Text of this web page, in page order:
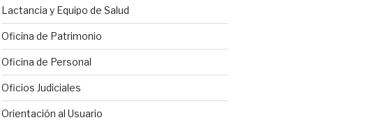
Lactancia y Equipo de Salud
Oficina de Patrimonio
Oficina de Personal
Oficios Judiciales
Orientación al Usuario